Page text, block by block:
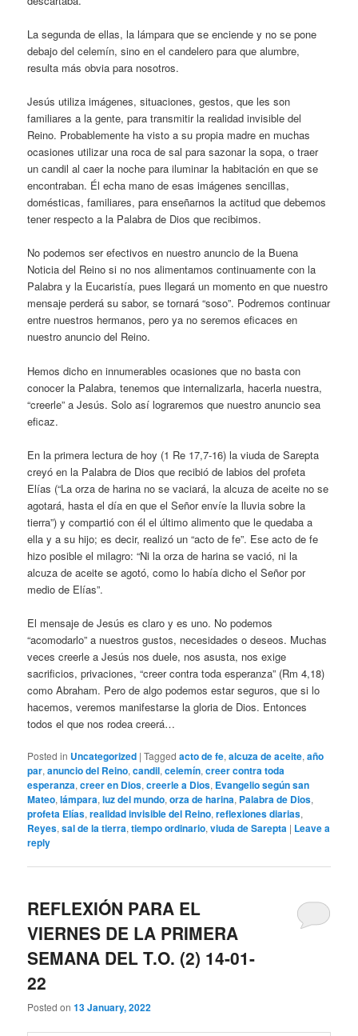
La segunda de ellas, la lámpara que se enciende y no se pone
debajo del celemín, sino en el candelero para que alumbre,
resulta más obvia para nosotros.
Jesús utiliza imágenes, situaciones, gestos, que les son
familiares a la gente, para transmitir la realidad invisible del
Reino. Probablemente ha visto a su propia madre en muchas
ocasiones utilizar una roca de sal para sazonar la sopa, o traer
un candil al caer la noche para iluminar la habitación en que se
encontraban. Él echa mano de esas imágenes sencillas,
domésticas, familiares, para enseñarnos la actitud que debemos
tener respecto a la Palabra de Dios que recibimos.
No podemos ser efectivos en nuestro anuncio de la Buena
Noticia del Reino si no nos alimentamos continuamente con la
Palabra y la Eucaristía, pues llegará un momento en que nuestro
mensaje perderá su sabor, se tornará “soso”. Podremos continuar
entre nuestros hermanos, pero ya no seremos eficaces en
nuestro anuncio del Reino.
Hemos dicho en innumerables ocasiones que no basta con
conocer la Palabra, tenemos que internalizarla, hacerla nuestra,
“creerle” a Jesús. Solo así lograremos que nuestro anuncio sea
eficaz.
En la primera lectura de hoy (1 Re 17,7-16) la viuda de Sarepta
creyó en la Palabra de Dios que recibió de labios del profeta
Elías (“La orza de harina no se vaciará, la alcuza de aceite no se
agotará, hasta el día en que el Señor envíe la lluvia sobre la
tierra”) y compartió con él el último alimento que le quedaba a
ella y a su hijo; es decir, realizó un “acto de fe”. Ese acto de fe
hizo posible el milagro: “Ni la orza de harina se vació, ni la
alcuza de aceite se agotó, como lo había dicho el Señor por
medio de Elías”.
El mensaje de Jesús es claro y es uno. No podemos
“acomodarlo” a nuestros gustos, necesidades o deseos. Muchas
veces creerle a Jesús nos duele, nos asusta, nos exige
sacrificios, privaciones, “creer contra toda esperanza” (Rm 4,18)
como Abraham. Pero de algo podemos estar seguros, que si lo
hacemos, veremos manifestarse la gloria de Dios. Entonces
todos el que nos rodea creerá…
Posted in Uncategorized |Tagged acto de fe,alcuza de aceite,año
par,anuncio del Reino,candil,celemín,creer contra toda
esperanza,creer en Dios,creerle a Dios, Evangelio según san
Mateo,lámpara,luz del mundo,orza de harina, Palabra de Dios,
profeta Elías,realidad invisible del Reino,reflexiones diarias,
Reyes,sal de la tierra,tiempo ordinario,viuda de Sarepta | Leave a
reply
REFLEXIÓN PARA EL
VIERNES DE LA PRIMERA
SEMANA DEL T.O. (2) 14-01-
22
Posted on13 January, 2022